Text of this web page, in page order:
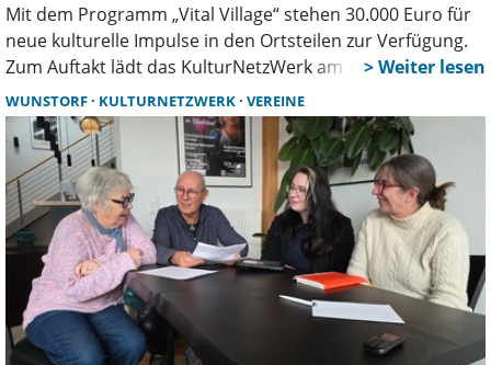
Mit dem Programm „Vital Village“ stehen 30.000 Euro für
neue kulturelle Impulse in den Ortsteilen zur Verfügung.
Zum Auftakt lädt das KulturNetzWerk am 19. März um 19
Uhr in die Remise ein. Dort sollen erste Ideen gesammelt
und potenzielle Projekte für die kommenden zwei Jahre
angestoßen werden.
WUNSTORF KULTURNETZWERK VEREINE